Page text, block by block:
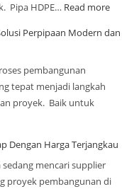
Pipa HDPE… Read more
Perpipaan Modern dan
pembangunan
tepat menjadi langkah
proyek. Baik untuk
Dengan Harga Terjangkau
mencari supplier
proyek pembangunan di